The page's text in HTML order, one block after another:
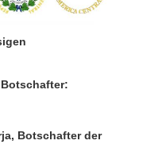
Botschafter der